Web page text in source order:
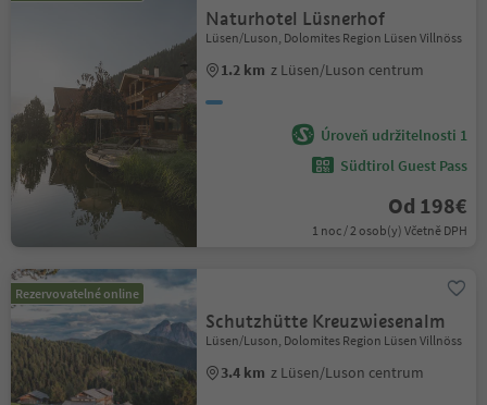
Naturhotel Lüsnerhof
Lüsen/Luson, Dolomites Region Lüsen Villnöss
1.2 km z Lüsen/Luson centrum
Úroveň udržitelnosti 1
Südtirol Guest Pass
Od 198€
1 noc / 2 osob(y) Včetně DPH
Rezervovatelné online
Schutzhütte Kreuzwiesenalm
Lüsen/Luson, Dolomites Region Lüsen Villnöss
3.4 km z Lüsen/Luson centrum